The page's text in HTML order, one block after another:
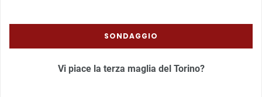
SONDAGGIO
Vi piace la terza maglia del Torino?